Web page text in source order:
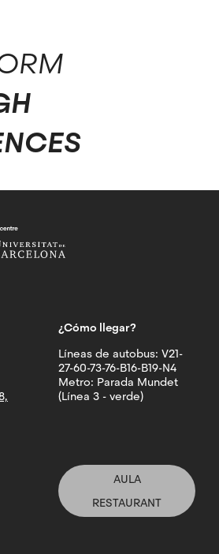
¿Cómo llegar?
Líneas de autobus: V21-
27-60-73-76-B16-B19-N4
Metro: Parada Mundet
(Línea 3 - verde)
AULA
RESTAURANT